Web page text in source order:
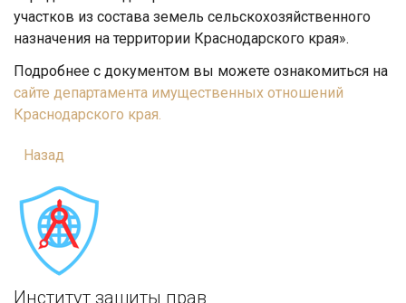
участков из состава земель сельскохозяйственного
назначения на территории Краснодарского края».
Подробнее с документом вы можете ознакомиться на
сайте департамента имущественных отношений
Краснодарского края.
Назад
Институт защиты прав